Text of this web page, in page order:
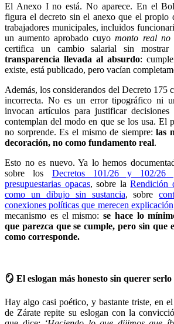
El Anexo I no está. No aparece. En el
figura el decreto sin el anexo que el propio
trabajadores municipales, incluidos
un aumento aprobado cuyomonto real no
certifica un cambio salarial sin
transparencia llevada al absurdo:
existe, está publicado, pero vacían
Además, los considerandos del Decreto 175
incorrecta. No es un error tipográfico ni
invocan artículos para justificar
contemplan del modo en que se los usa. El
no sorprende. Es el mismo de siempre:las
decoración, no como fundamento real.
Esto no es nuevo. Ya lo hemos
sobre los Decretos 101/26 y 102/26
presupuestarias opacas, sobre laRendición
como un dibujo sin sustancia, sobre
conexiones políticas que merecen explicación
mecanismo es el mismo:se hace lo
que parezca que se cumple, pero sin que
como corresponde.
🪞 El eslogan más honesto sin querer serlo
Hay algo casi poético, y bastante triste, en
de Zárate repite su eslogan con la